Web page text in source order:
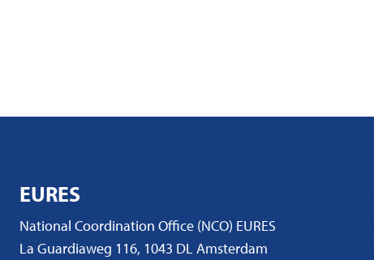
EURES
National Coordination Office (NCO) EURES
La Guardiaweg 116, 1043 DL Amsterdam